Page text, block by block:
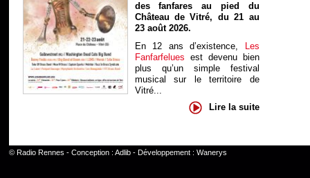
des fanfares au pied du
Château de Vitré, du 21 au
23 août 2026.
En 12 ans d’existence, Les
Fanfarfelues est devenu bien
plus qu’un simple festival
musical sur le territoire de
Vitré...
Lire la suite
© Radio Rennes - Conception : Adlib- Développement : Wanerys